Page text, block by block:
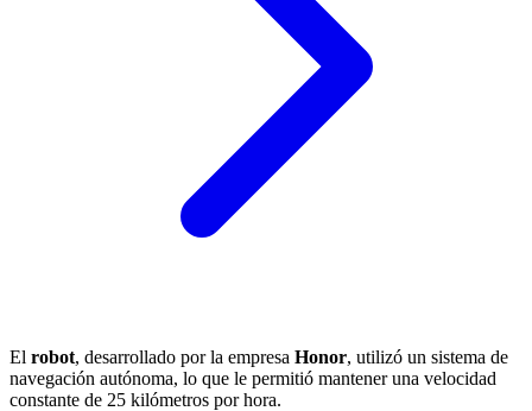
El robot, desarrollado por la empresa Honor, utilizó un sistema de
navegación autónoma, lo que le permitió mantener una velocidad
constante de 25 kilómetros por hora.